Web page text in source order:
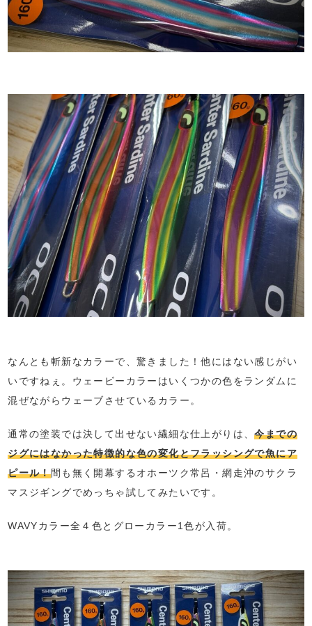
なんとも斬新なカラーで、驚きました！他にはない感じがい
いですねぇ。ウェービーカラーはいくつかの色をランダムに
混ぜながらウェーブさせているカラー。
通常の塗装では決して出せない繊細な仕上がりは、今までの
ジグにはなかった特徴的な色の変化とフラッシングで魚にア
ピール！間も無く開幕するオホーツク常呂・網走沖のサクラ
マスジギングでめっちゃ試してみたいです。
WAVYカラー全４色とグローカラー1色が入荷。